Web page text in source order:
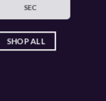
SEC
SHOP ALL